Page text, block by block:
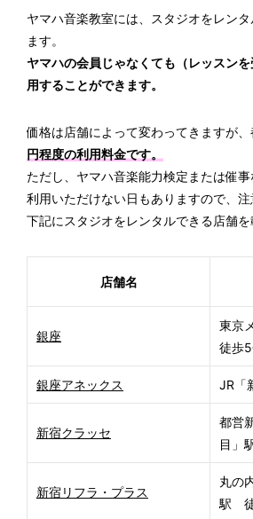
ヤマハ音楽教室には、スタジオをレン
ます。
ヤマハの会員じゃなくても（レッスン
用することができます。
価格は店舗によって変わってきますが、
円程度の利用料金です。
ただし、ヤマハ音楽能力検定または催事
利用いただけない日もありますので、注
下記にスタジオをレンタルできる店舗を
店舗名
銀座
東京
徒歩
銀座アネックス JR「
新宿クラッセ
都営
目」
新宿リフラ・プラス
丸の
駅